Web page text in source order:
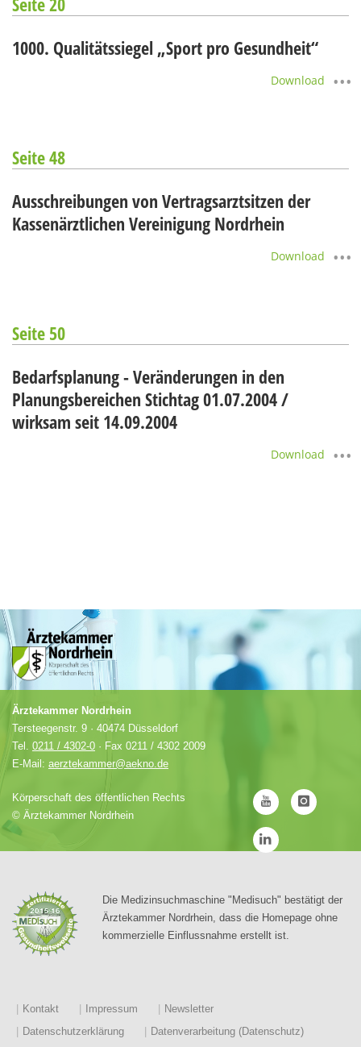
1000. Qualitätssiegel „Sport pro Gesundheit“
Download
Seite 48
Ausschreibungen von Vertragsarztsitzen der
Kassenärztlichen Vereinigung Nordrhein
Download
Seite 50
Bedarfsplanung - Veränderungen in den
Planungsbereichen Stichtag 01.07.2004 /
wirksam seit 14.09.2004
Download
Ärztekammer Nordrhein
Tersteegenstr. 9 · 40474 Düsseldorf
Tel. 0211 / 4302-0 · Fax 0211 / 4302 2009
E-Mail: aerztekammer@aekno.de
Körperschaft des öffentlichen Rechts
© Ärztekammer Nordrhein
Die Medizinsuchmaschine "Medisuch" bestätigt der
Ärztekammer Nordrhein, dass die Homepage ohne
kommerzielle Einflussnahme erstellt ist.
Kontakt Impressum
Newsletter
Datenschutzerklärung
Datenverarbeitung (Datenschutz)